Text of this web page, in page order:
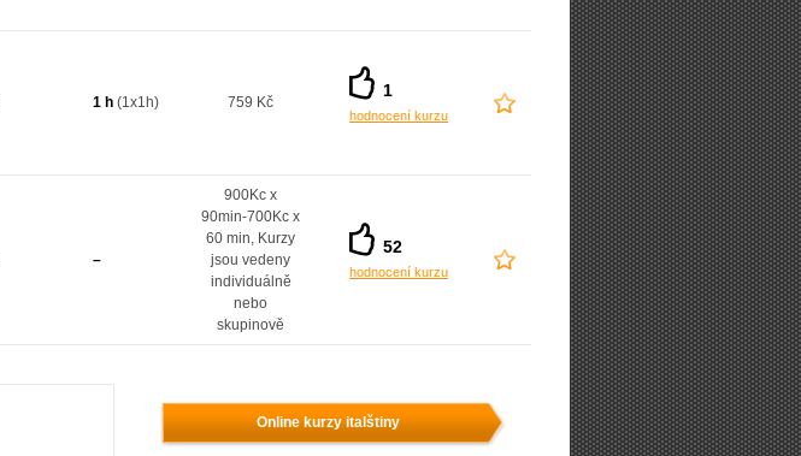
1 h (1x1h) 759 Kč
1
hodnocení kurzu
–
900Kc x
90min-700Kc x
60 min, Kurzy
jsou vedeny
individuálně
nebo
skupinově
52
hodnocení kurzu
Online kurzy italštiny